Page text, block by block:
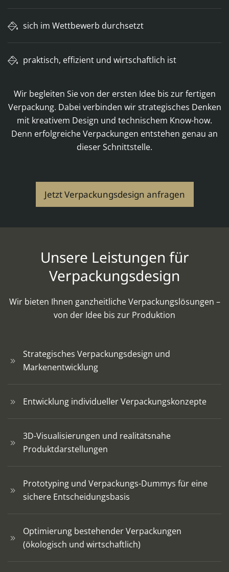
sich im Wettbewerb durchsetzt
praktisch, effizient und wirtschaftlich ist
Wir begleiten Sie von der ersten Idee bis zur fertigen
Verpackung. Dabei verbinden wir strategisches Denken
mit kreativem Design und technischem Know-how.
Denn erfolgreiche Verpackungen entstehen genau an
dieser Schnittstelle.
Jetzt Verpackungsdesign anfragen
Unsere Leistungen für
Verpackungsdesign
Wir bieten Ihnen ganzheitliche Verpackungslösungen –
von der Idee bis zur Produktion
Strategisches Verpackungsdesign und
Markenentwicklung
Entwicklung individueller Verpackungskonzepte
3D-Visualisierungen und realitätsnahe
Produktdarstellungen
Prototyping und Verpackungs-Dummys für eine
sichere Entscheidungsbasis
Optimierung bestehender Verpackungen
(ökologisch und wirtschaftlich)